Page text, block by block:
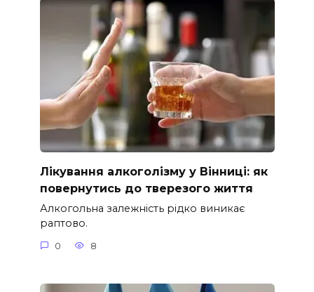
Лікування алкоголізму у Вінниці: як
повернутись до тверезого життя
Алкогольна залежність рідко виникає
раптово.
0 8